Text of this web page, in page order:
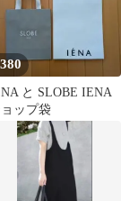
380
と SLOBE IENA
ップ袋